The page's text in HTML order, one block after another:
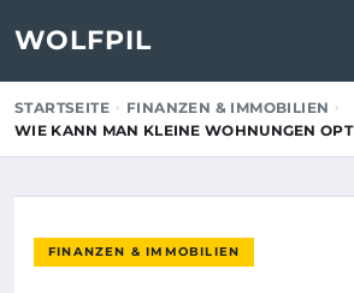
WOLFPIL
STARTSEITE
FINANZEN & IMMOBILIEN
WIE KANN MAN KLEINE WOHNUNGEN
FINANZEN & IMMOBILIEN